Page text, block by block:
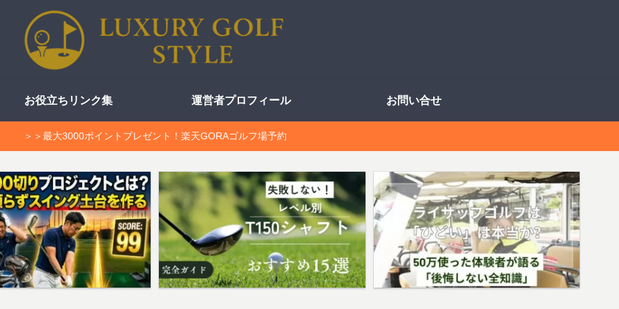
お役立ちリンク集 運営者プロフィール お問い合せ
＞＞最大3000ポイントプレゼント！楽天GORAゴルフ場予約